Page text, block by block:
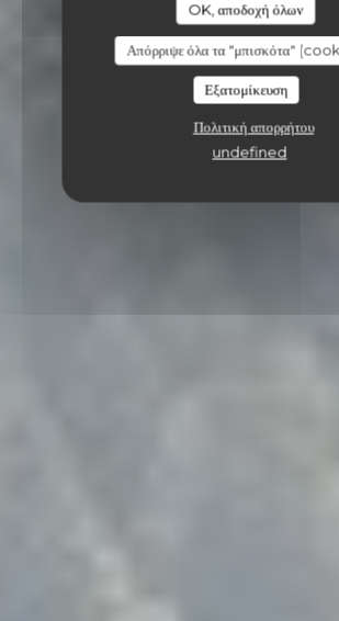
OK, αποδοχή όλων
Απόρριψε όλα τα "μπισκότα"
Εξατομίκευση
Πολιτική απορρήτου
undefined